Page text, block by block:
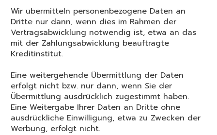
Wir übermitteln personenbezogene Daten an
Dritte nur dann, wenn dies im Rahmen der
Vertragsabwicklung notwendig ist, etwa an das
mit der Zahlungsabwicklung beauftragte
Kreditinstitut.
Eine weitergehende Übermittlung der Daten
erfolgt nicht bzw. nur dann, wenn Sie der
Übermittlung ausdrücklich zugestimmt haben.
Eine Weitergabe Ihrer Daten an Dritte ohne
ausdrückliche Einwilligung, etwa zu Zwecken der
Werbung, erfolgt nicht.